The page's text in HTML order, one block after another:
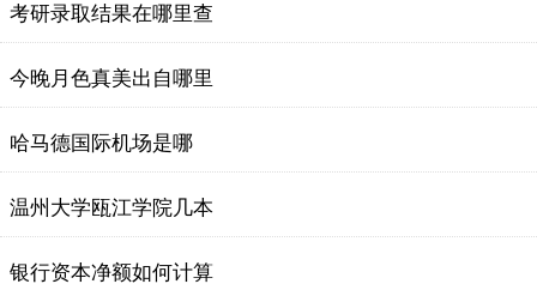
考研录取结果在哪里查
今晚月色真美出自哪里
哈马德国际机场是哪
温州大学瓯江学院几本
银行资本净额如何计算